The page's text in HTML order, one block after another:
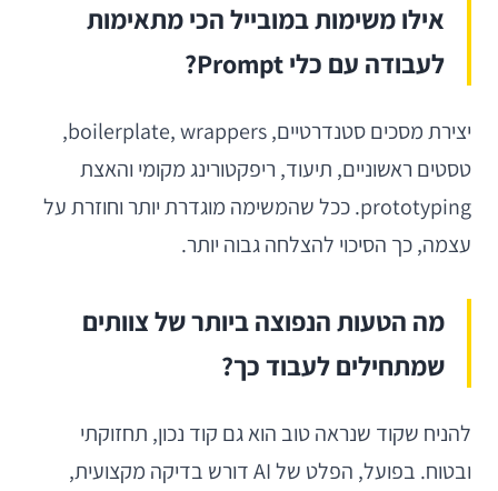
אילו משימות במובייל הכי מתאימות
לעבודה עם כלי Prompt?
יצירת מסכים סטנדרטיים, boilerplate, wrappers,
טסטים ראשוניים, תיעוד, ריפקטורינג מקומי והאצת
prototyping. ככל שהמשימה מוגדרת יותר וחוזרת על
עצמה, כך הסיכוי להצלחה גבוה יותר.
מה הטעות הנפוצה ביותר של צוותים
שמתחילים לעבוד כך?
להניח שקוד שנראה טוב הוא גם קוד נכון, תחזוקתי
ובטוח. בפועל, הפלט של AI דורש בדיקה מקצועית,